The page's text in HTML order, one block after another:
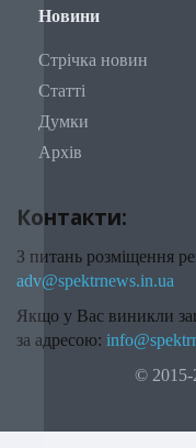
Новини
Стрічка новин
Статті
Думки
Архів
Контакти:
З питань розміщення
adv@spektrnews.in.ua
Якщо у Вас виникли
за адресою:
© 2015-